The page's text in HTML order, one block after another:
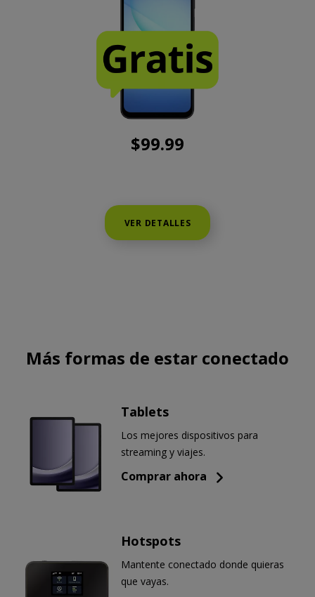
$99.99
VER DETALLES
Más formas de estar conectado
Tablets
Los mejores dispositivos para
streaming y viajes.
Comprar ahora
Hotspots
Mantente conectado donde quieras
que vayas.